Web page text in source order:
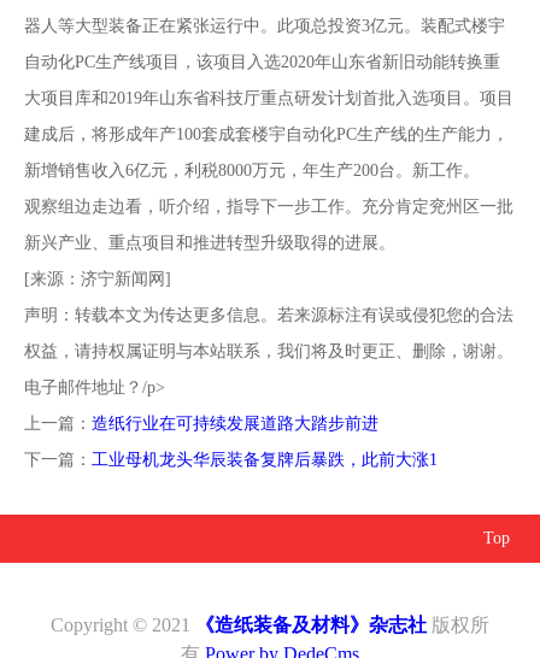
器人等大型装备正在紧张运行中。此项总投资3亿元。装配式楼宇
自动化PC生产线项目，该项目入选2020年山东省新旧动能转换重
大项目库和2019年山东省科技厅重点研发计划首批入选项目。项目
建成后，将形成年产100套成套楼宇自动化PC生产线的生产能力，
新增销售收入6亿元，利税8000万元，年生产200台。新工作。
观察组边走边看，听介绍，指导下一步工作。充分肯定兖州区一批
新兴产业、重点项目和推进转型升级取得的进展。
[来源：济宁新闻网]
声明：转载本文为传达更多信息。若来源标注有误或侵犯您的合法
权益，请持权属证明与本站联系，我们将及时更正、删除，谢谢。
电子邮件地址？/p>
上一篇： 造纸行业在可持续发展道路大踏步前进
下一篇： 工业母机龙头华辰装备复牌后暴跌，此前大涨1
Top
Copyright © 2021 《造纸装备及材料》杂志社 版权所
有 Power by DedeCms